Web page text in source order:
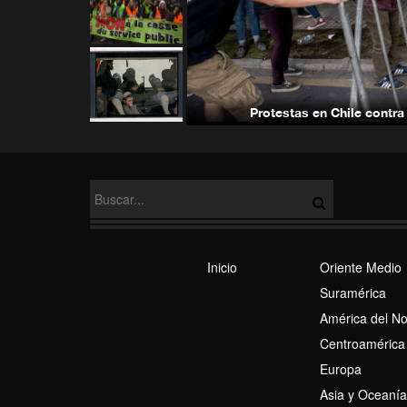
Protestas en Chile
Oriente Medio
Suramérica
América del
Europa
Asia y Oceanía
Inicio